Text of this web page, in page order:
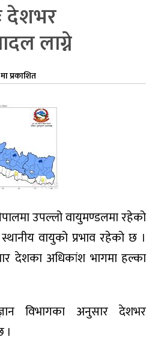
देशभर
लाग्ने
प्रकाशित
उपल्लो वायुमण्डलमा रहेको
वायुको प्रभाव रहेको छ ।
देशका अधिकांश भागमा हल्का
विभागका अनुसार देशभर
।